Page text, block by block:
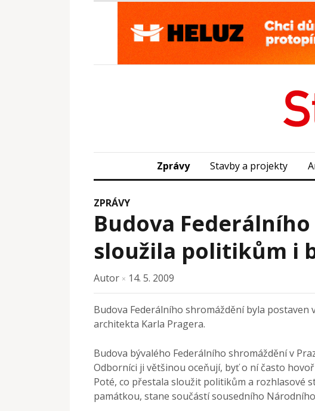
Zprávy Stavby a projekty
ZPRÁVY
Budova
sloužila politikům i
Autor × 14. 5. 2009
Budova Federálního shromáždění byla postaven
architekta Karla Pragera.
Budova bývalého Federálního shromáždění v
Odborníci ji většinou oceňují, byť o ní často
Poté, co přestala sloužit politikům a rozhlasové
památkou, stane součástí sousedního